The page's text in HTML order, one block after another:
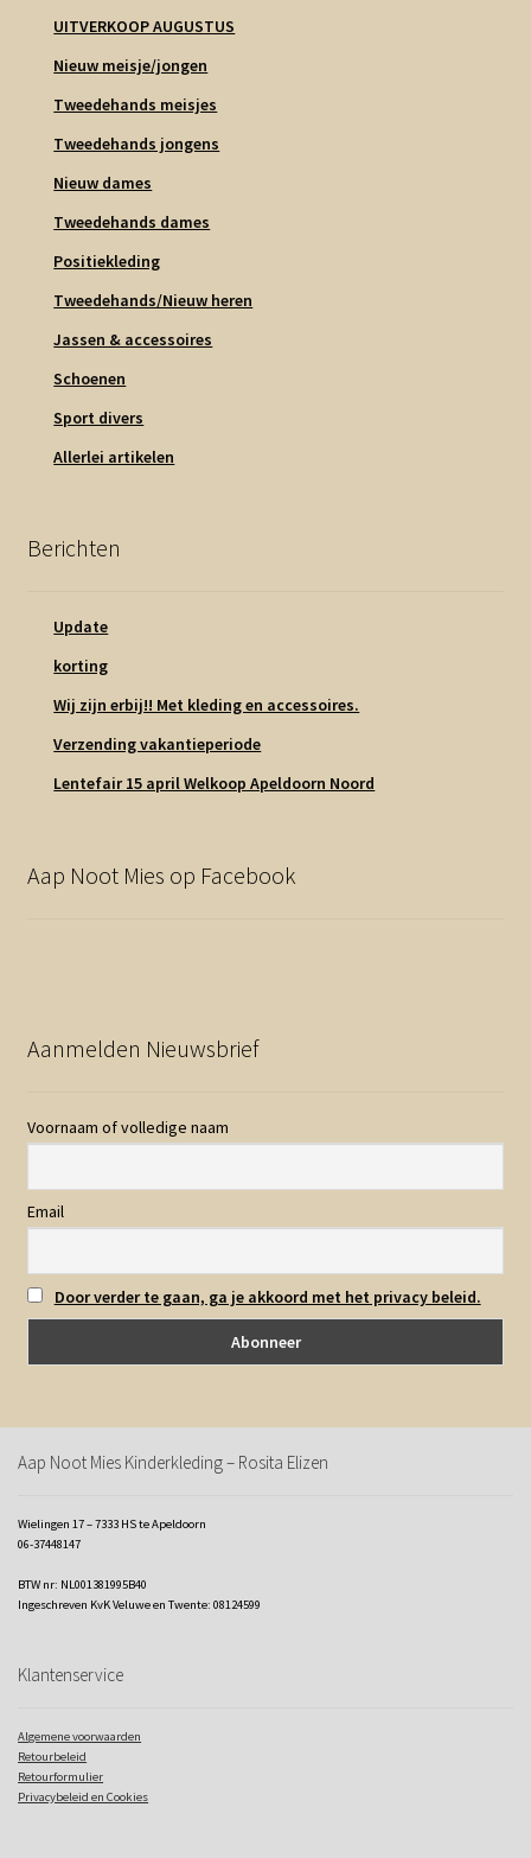
UITVERKOOP AUGUSTUS
Nieuw meisje/jongen
Tweedehands meisjes
Tweedehands jongens
Nieuw dames
Tweedehands dames
Positiekleding
Tweedehands/Nieuw heren
Jassen & accessoires
Schoenen
Sport divers
Allerlei artikelen
Berichten
Update
korting
Wij zijn erbij!! Met kleding en accessoires.
Verzending vakantieperiode
Lentefair 15 april Welkoop Apeldoorn Noord
Aap Noot Mies op Facebook
Aanmelden Nieuwsbrief
Voornaam of volledige naam
Email
Door verder te gaan, ga je akkoord met het privacy beleid.
Aap Noot Mies Kinderkleding – Rosita Elizen
Wielingen 17 – 7333 HS te Apeldoorn
06-37448147
BTW nr: NL001381995B40
Ingeschreven KvK Veluwe en Twente: 08124599
Klantenservice
Algemene voorwaarden
Retourbeleid
Retourformulier
Privacybeleid en Cookies